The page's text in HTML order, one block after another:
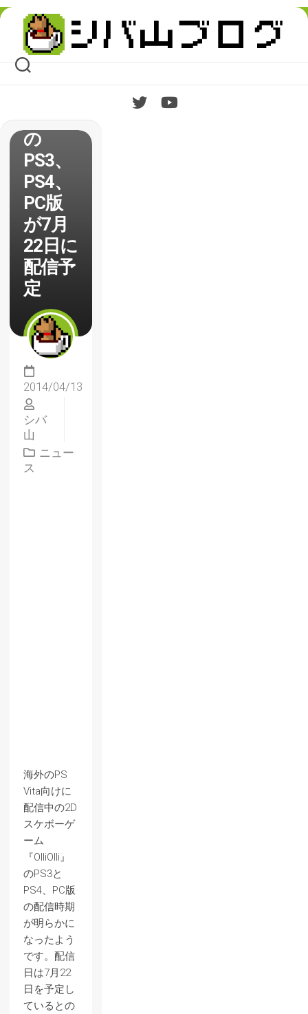
Skip
content
【OlliO
lli】シ
ンプル
2Dス
ゲーム
の
PS3、
PS4、
PC版
が7月
22日に
配信予
定
2014/04/13
シバ
山
ニュー
ス
海外のPS
Vita向けに
配信中の2D
スケボーゲ
ーム
『OlliOlli』
のPS3と
PS4、PC版
の配信時期
が明らかに
なったよう
です。配信
日は7月22
日を予定し
ているとの